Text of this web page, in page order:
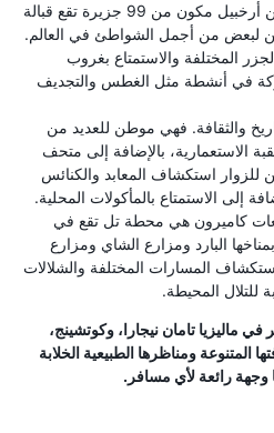
لانكاوي عبارة عن أرخبيل مكون من 99 جزيرة تقع قبالة
لبعض من أجمل الشواطئ في العالم.
المختلفة والاستمتاع بغروب
في أنشطة مثل الغطس والتجديف
والثقافة. فهي موطن للعديد من
الاستعمارية، بالإضافة إلى متحف
للزوار استكشاف المعابد والكنائس
إلى الاستمتاع بالمأكولات المحلية.
كاميرون هي محطة تل تقع في
البارد ومزارع الشاي ومزارع
المسارات المختلفة والشلالات
للتلال المحيطة.
ماليزيا تامان نيجارا، وكوتشينج،
المتنوعة ومناظرها الطبيعية الخلابة
وجهة رائعة لأي مسافر.